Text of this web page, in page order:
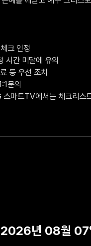
크 인정
시간 미달에 유의
등 우선 조치
문의
마트TV에서는 체크리스
2026년 08월 07